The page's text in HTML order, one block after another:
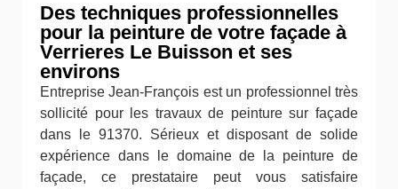
Des techniques professionnelles
pour la peinture de votre façade à
Verrieres Le Buisson et ses
environs
Entreprise Jean-François est un professionnel très
sollicité pour les travaux de peinture sur façade
dans le 91370. Sérieux et disposant de solide
expérience dans le domaine de la peinture de
façade, ce prestataire peut vous satisfaire